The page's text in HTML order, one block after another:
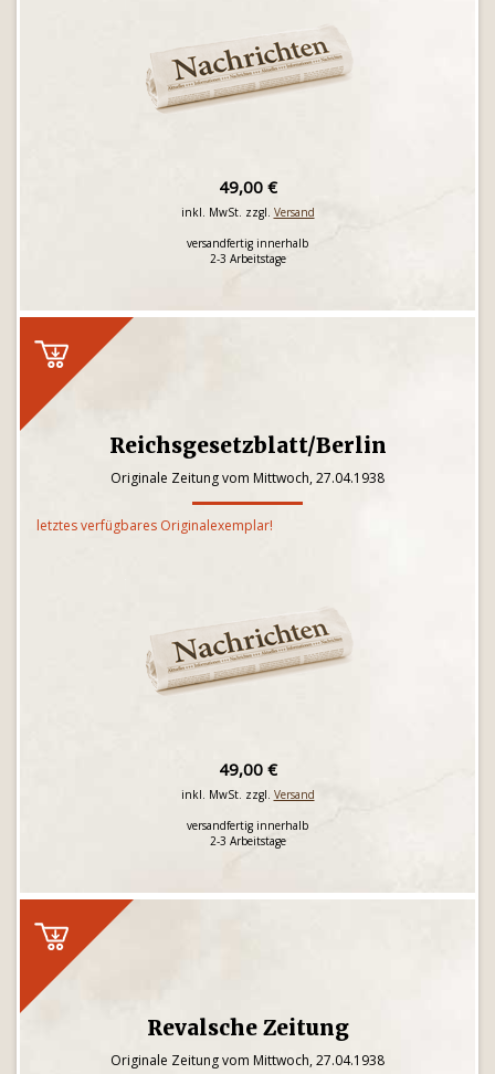
49,00 €
inkl. MwSt. zzgl. Versand
versandfertig innerhalb
2-3 Arbeitstage
Reichsgesetzblatt/Berlin
Originale Zeitung vom Mittwoch, 27.04.1938
letztes verfügbares Originalexemplar!
49,00 €
inkl. MwSt. zzgl. Versand
versandfertig innerhalb
2-3 Arbeitstage
Revalsche Zeitung
Originale Zeitung vom Mittwoch, 27.04.1938